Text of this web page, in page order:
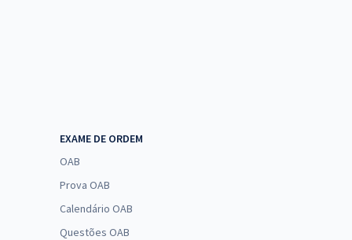
EXAME DE ORDEM
OAB
Prova OAB
Calendário OAB
Questões OAB